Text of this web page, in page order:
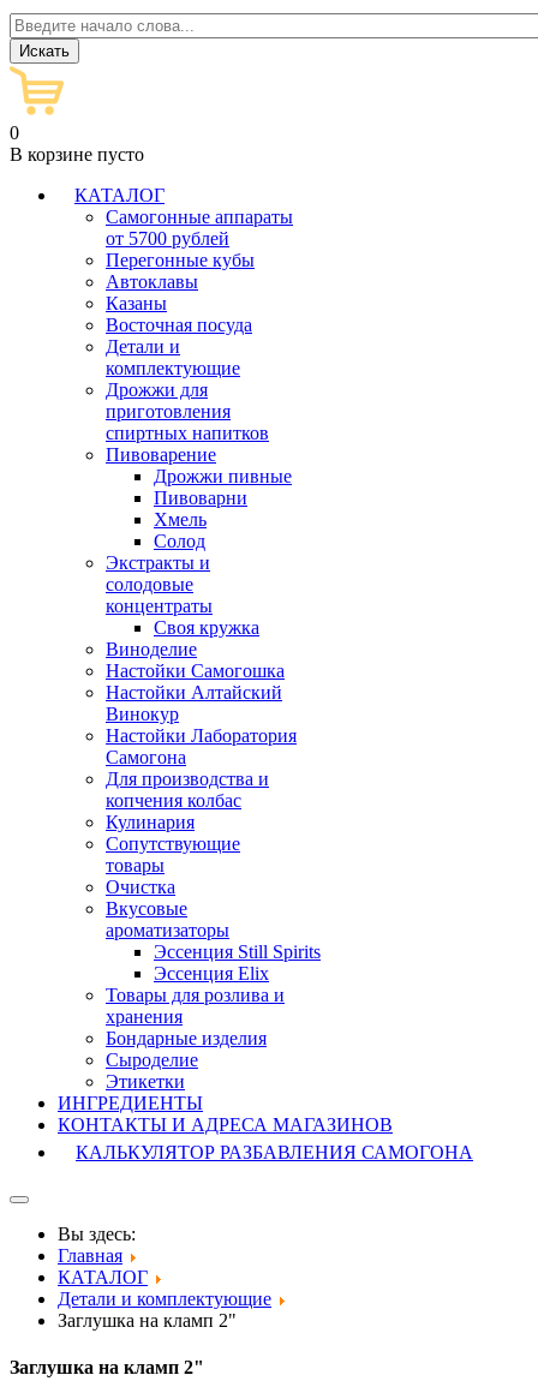
0
В корзине пусто
КАТАЛОГ
Самогонные аппараты
от 5700 рублей
Перегонные кубы
Автоклавы
Казаны
Восточная посуда
Детали и
комплектующие
Дрожжи для
приготовления
спиртных напитков
Пивоварение
Дрожжи пивные
Пивоварни
Хмель
Солод
Экстракты и
солодовые
концентраты
Своя кружка
Виноделие
Настойки Самогошка
Настойки Алтайский
Винокур
Настойки Лаборатория
Самогона
Для производства и
копчения колбас
Кулинария
Сопутствующие
товары
Очистка
Вкусовые
ароматизаторы
Эссенция Still Spirits
Эссенция Elix
Товары для розлива и
хранения
Бондарные изделия
Cыроделие
Этикетки
ИНГРЕДИЕНТЫ
КОНТАКТЫ И АДРЕСА МАГАЗИНОВ
КАЛЬКУЛЯТОР РАЗБАВЛЕНИЯ САМОГОНА
Вы здесь:
Главная
КАТАЛОГ
Детали и комплектующие
Заглушка на кламп 2"
Заглушка на кламп 2"